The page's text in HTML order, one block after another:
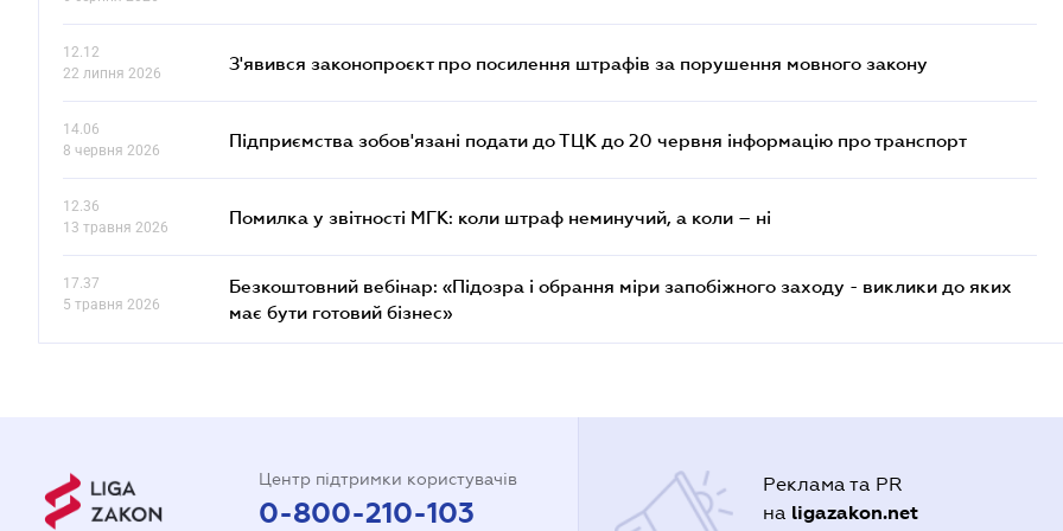
12.12
22 липня 2026
З'явився законопроєкт про посилення штрафів за порушення мовного закону
14.06
8 червня 2026
Підприємства зобов'язані подати до ТЦК до 20 червня інформацію про транспорт
12.36
13 травня 2026
Помилка у звітності МГК: коли штраф неминучий, а коли – ні
17.37
5 травня 2026
Безкоштовний вебінар: «Підозра і обрання міри запобіжного заходу - виклики до яких
має бути готовий бізнес»
Центр підтримки користувачів
0-800-210-103
Реклама та PR
на ligazakon.net